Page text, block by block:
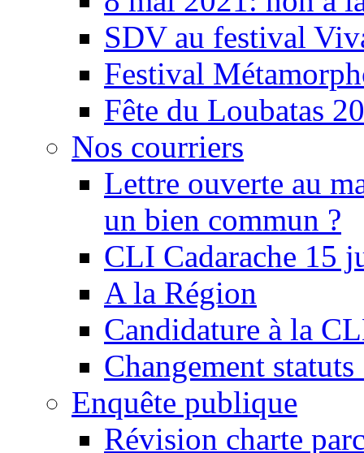
SDV au festival
Festival
Fête du Loubatas
Nos courriers
Lettre ouverte au
un bien commun ?
CLI Cadarache 15
A la Région
Candidature à la
Changement
Enquête publique
Révision charte